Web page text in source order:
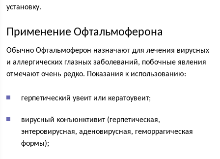
установку.
Применение Офтальмоферона
Обычно Офтальмоферон назначают для лечения вирусных
и аллергических глазных заболеваний, побочные явления
отмечают очень редко. Показания к использованию:
герпетический увеит или кератоувеит;
вирусный конъюнктивит (герпетическая,
энтеровирусная, аденовирусная, геморрагическая
формы);